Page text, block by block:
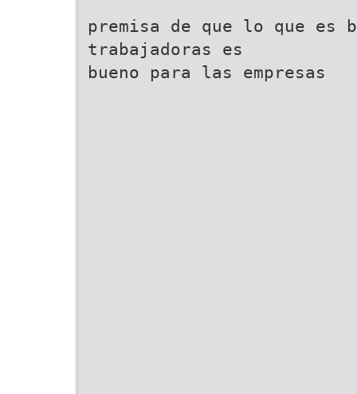
premisa de que lo que es
trabajadoras es
bueno para las empresas